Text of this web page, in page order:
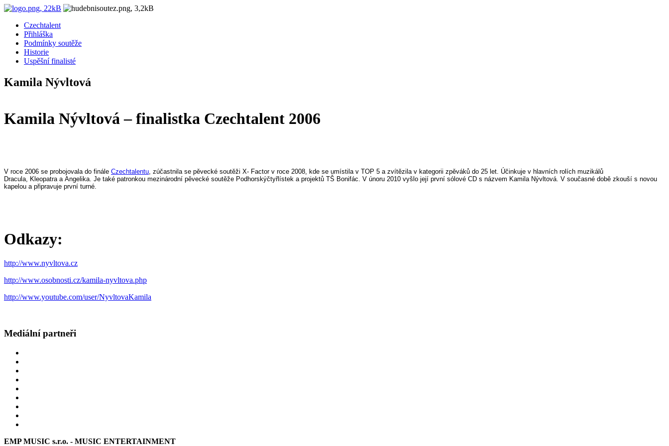
Czechtalent
Přihláška
Podmínky soutěže
Historie
Uspěšní finalisté
Kamila Nývltová
Kamila Nývltová – finalistka Czechtalent 2006
V roce 2006 se probojovala do finále Czechtalentu, zúčastnila se pěvecké soutěži X- Factor v roce 2008, kde se umístila v TOP 5 a zvítězila v kategorii zpěváků do 25 let. Účinkuje v hlavních rolích muzikálů
Dracula, Kleopatra a Angelika. Je také patronkou mezinárodní pěvecké soutěže Podhorskýčtyřlístek a projektů TŠ Bonifác. V únoru 2010 vyšlo její první sólové CD s názvem Kamila Nývltová. V současné době zkouší s novou
kapelou a připravuje první turné.
Odkazy:
http://www.nyvltova.cz
http://www.osobnosti.cz/kamila-nyvltova.php
http://www.youtube.com/user/NyvltovaKamila
Mediální partneři
EMP MUSIC s.r.o. - MUSIC ENTERTAINMENT